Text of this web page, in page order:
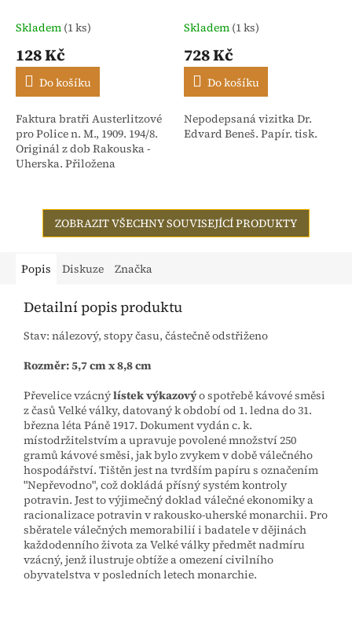
Skladem (1 ks)
128 Kč
Do košíku
Faktura bratři Austerlitzové
pro Police n. M., 1909. 194/8.
Originál z dob Rakouska -
Uherska. Přiložena
dříve Isac...
Skladem (1 ks)
728 Kč
Do košíku
Nepodepsaná vizitka Dr.
Edvard Beneš. Papír. tisk.
ZOBRAZIT VŠECHNY SOUVISEJÍCÍ PRODUKTY
Popis Diskuze Značka
Detailní popis produktu
Stav: nálezový, stopy času, částečně odstřiženo
Rozměr: 5,7 cm x 8,8 cm
Převelice vzácnýlístek výkazovýo spotřebě kávové směsi
z časů Velké války, datovaný k období od 1. ledna do 31.
března léta Páně 1917. Dokument vydán c. k.
místodržitelstvím a upravuje povolené množství 250
gramů kávové směsi, jak bylo zvykem v době válečného
hospodářství. Tištěn jest na tvrdším papíru s označením
"Nepřevodno", což dokládá přísný systém kontroly
potravin. Jest to výjimečný doklad válečné ekonomiky a
racionalizace potravin v rakousko-uherské monarchii. Pro
sběratele válečných memorabilií i badatele v dějinách
každodenního života za Velké války předmět nadmíru
vzácný, jenž ilustruje obtíže a omezení civilního
obyvatelstva v posledních letech monarchie.